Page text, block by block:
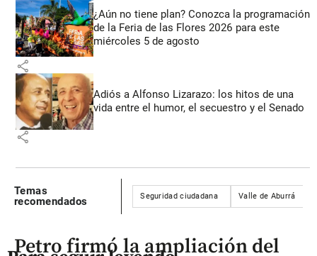
¿Aún no tiene plan? Conozca la programación
de la Feria de las Flores 2026 para este
miércoles 5 de agosto
share
Adiós a Alfonso Lizarazo: los hitos de una
vida entre el humor, el secuestro y el Senado
share
Temas
recomendados
Seguridad ciudadana Valle de Aburrá
Petro firmó la ampliación del